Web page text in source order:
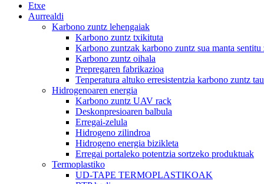
Etxe
Aurrealdi
Karbono zuntz lehengaiak
Karbono zuntz txikituta
Karbono zuntzak karbono zuntz sua manta sentitu
Karbono zuntz oihala
Prepregaren fabrikazioa
Tenperatura altuko erresistentzia karbono zuntz
Hidrogenoaren energia
Karbono zuntz UAV rack
Deskonpresioaren balbula
Erregai-zelula
Hidrogeno zilindroa
Hidrogeno energia bizikleta
Erregai portaleko potentzia sortzeko produktuak
Termoplastiko
UD-TAPE TERMOPLASTIKOAK